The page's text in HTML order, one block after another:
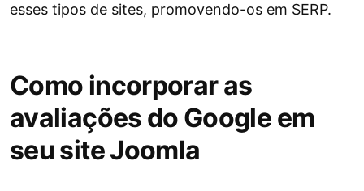
esses tipos de sites, promovendo-os em SERP.
Como incorporar as
avaliações do Google em
seu site Joomla